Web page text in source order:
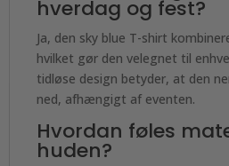
hverdag og fest?
Ja, den sky blue T-shirt
hvilket gør den velegnet til
tidløse design betyder, at den
ned, afhængigt af eventen.
Hvordan føles
huden?